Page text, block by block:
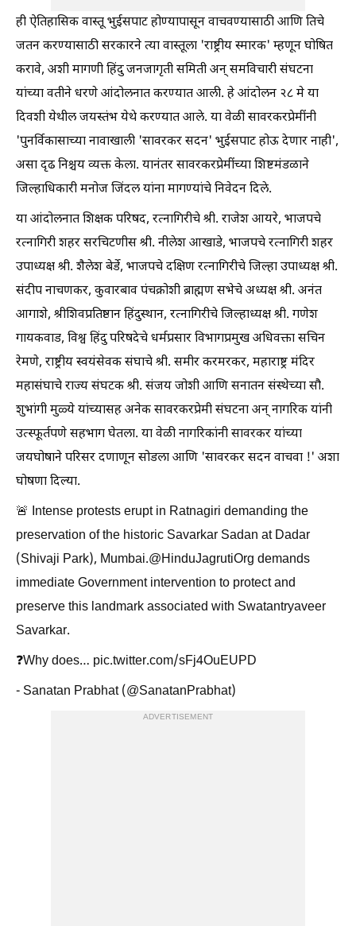
ही ऐतिहासिक वास्तू भुईसपाट होण्यापासून वाचवण्यासाठी आणि तिचे
जतन करण्यासाठी सरकारने त्या वास्तूला 'राष्ट्रीय स्मारक' म्हणून घोषित
करावे, अशी मागणी हिंदु जनजागृती समिती अन् समविचारी संघटना
यांच्या वतीने धरणे आंदोलनात करण्यात आली. हे आंदोलन २८ मे या
दिवशी येथील जयस्तंभ येथे करण्यात आले. या वेळी सावरकरप्रेमींनी
'पुनर्विकासाच्या नावाखाली 'सावरकर सदन' भुईसपाट होऊ देणार नाही',
असा दृढ निश्चय व्यक्त केला. यानंतर सावरकरप्रेमींच्या शिष्टमंडळाने
जिल्हाधिकारी मनोज जिंदल यांना मागण्यांचे निवेदन दिले.
या आंदोलनात शिक्षक परिषद, रत्नागिरीचे श्री. राजेश आयरे, भाजपचे
रत्नागिरी शहर सरचिटणीस श्री. नीलेश आखाडे, भाजपचे रत्नागिरी शहर
उपाध्यक्ष श्री. शैलेश बेर्डे, भाजपचे दक्षिण रत्नागिरीचे जिल्हा उपाध्यक्ष श्री.
संदीप नाचणकर, कुवारबाव पंचक्रोशी ब्राह्मण सभेचे अध्यक्ष श्री. अनंत
आगाशे, श्रीशिवप्रतिष्ठान हिंदुस्थान, रत्नागिरीचे जिल्हाध्यक्ष श्री. गणेश
गायकवाड, विश्व हिंदु परिषदेचे धर्मप्रसार विभागप्रमुख अधिवक्ता सचिन
रेमणे, राष्ट्रीय स्वयंसेवक संघाचे श्री. समीर करमरकर, महाराष्ट्र मंदिर
महासंघाचे राज्य संघटक श्री. संजय जोशी आणि सनातन संस्थेच्या सौ.
शुभांगी मुळ्ये यांच्यासह अनेक सावरकरप्रेमी संघटना अन् नागरिक यांनी
उत्स्फूर्तपणे सहभाग घेतला. या वेळी नागरिकांनी सावरकर यांच्या
जयघोषाने परिसर दणाणून सोडला आणि 'सावरकर सदन वाचवा !' अशा
घोषणा दिल्या.
🚨 Intense protests erupt in Ratnagiri demanding the
preservation of the historic Savarkar Sadan at Dadar
(Shivaji Park), Mumbai.@HinduJagrutiOrg demands
immediate Government intervention to protect and
preserve this landmark associated with Swatantryaveer
Savarkar.
❓Why does… pic.twitter.com/sFj4OuEUPD
- Sanatan Prabhat (@SanatanPrabhat)
ADVERTISEMENT